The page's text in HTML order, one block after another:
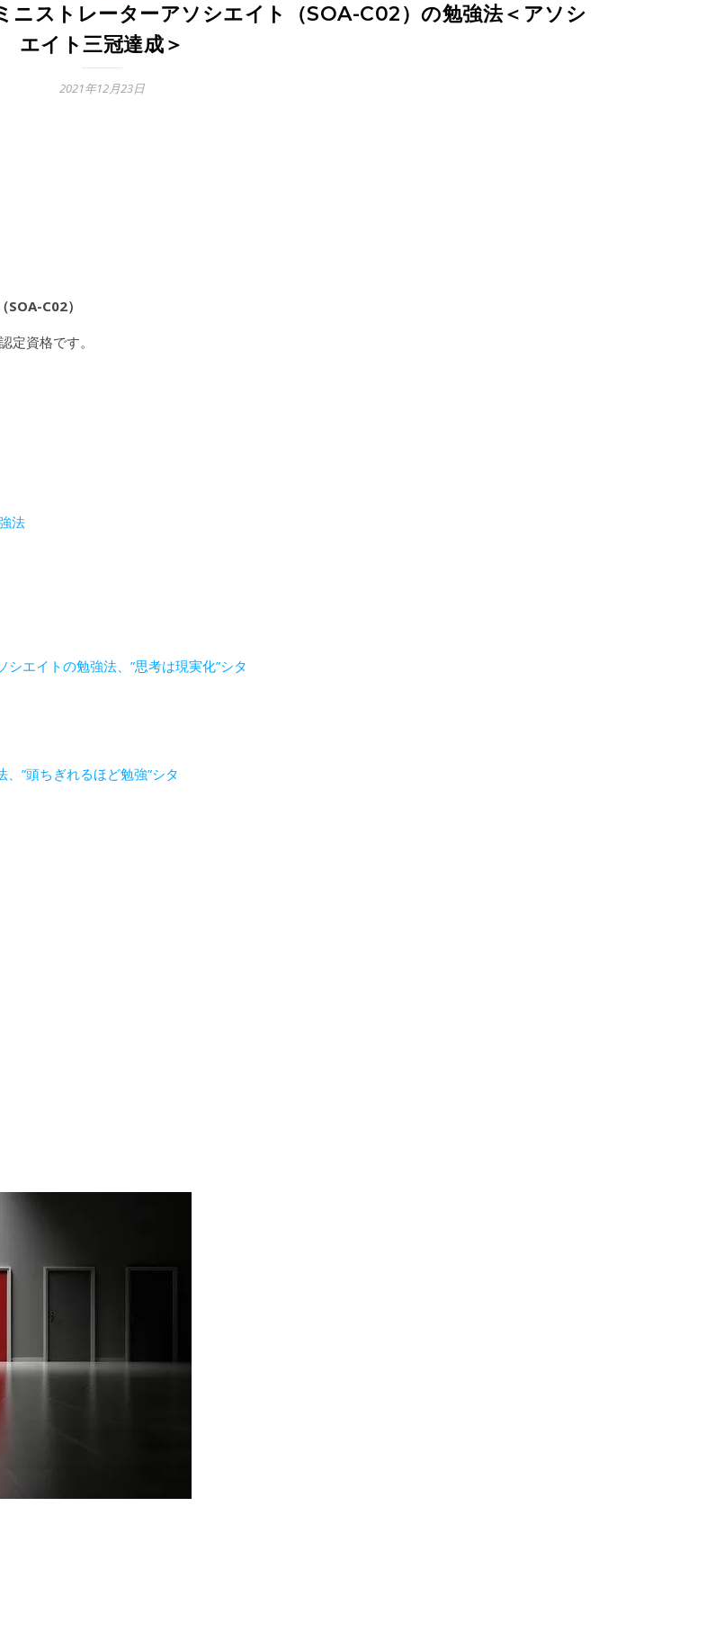
ストレーターアソシエイト（SOA-C02）の勉強法＜アソシ
エイト三冠達成＞
2021年12月23日
C02）
定資格です。
法
エイトの勉強法、”思考は現実化”シタ
”頭ちぎれるほど勉強”シタ